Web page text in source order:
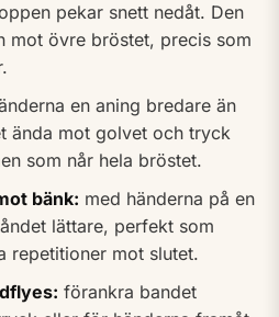
pekar snett nedåt. Den
mot övre bröstet, precis som
en aning bredare än
ända mot golvet och tryck
som når hela bröstet.
bänk: med händerna på en
lättare, perfekt som
repetitioner mot slutet.
förankra bandet